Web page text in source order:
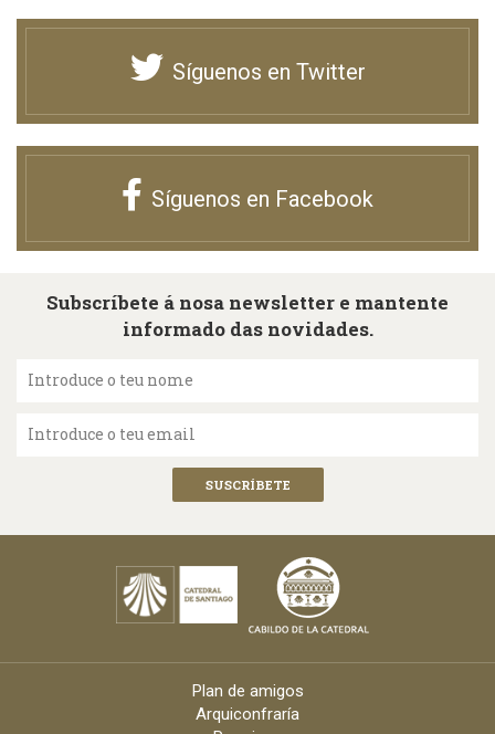
Síguenos en Twitter
Síguenos en Facebook
Subscríbete á nosa newsletter e mantente
informado das novidades.
Introduce o teu nome
Introduce o teu email
Plan de amigos
Arquiconfraría